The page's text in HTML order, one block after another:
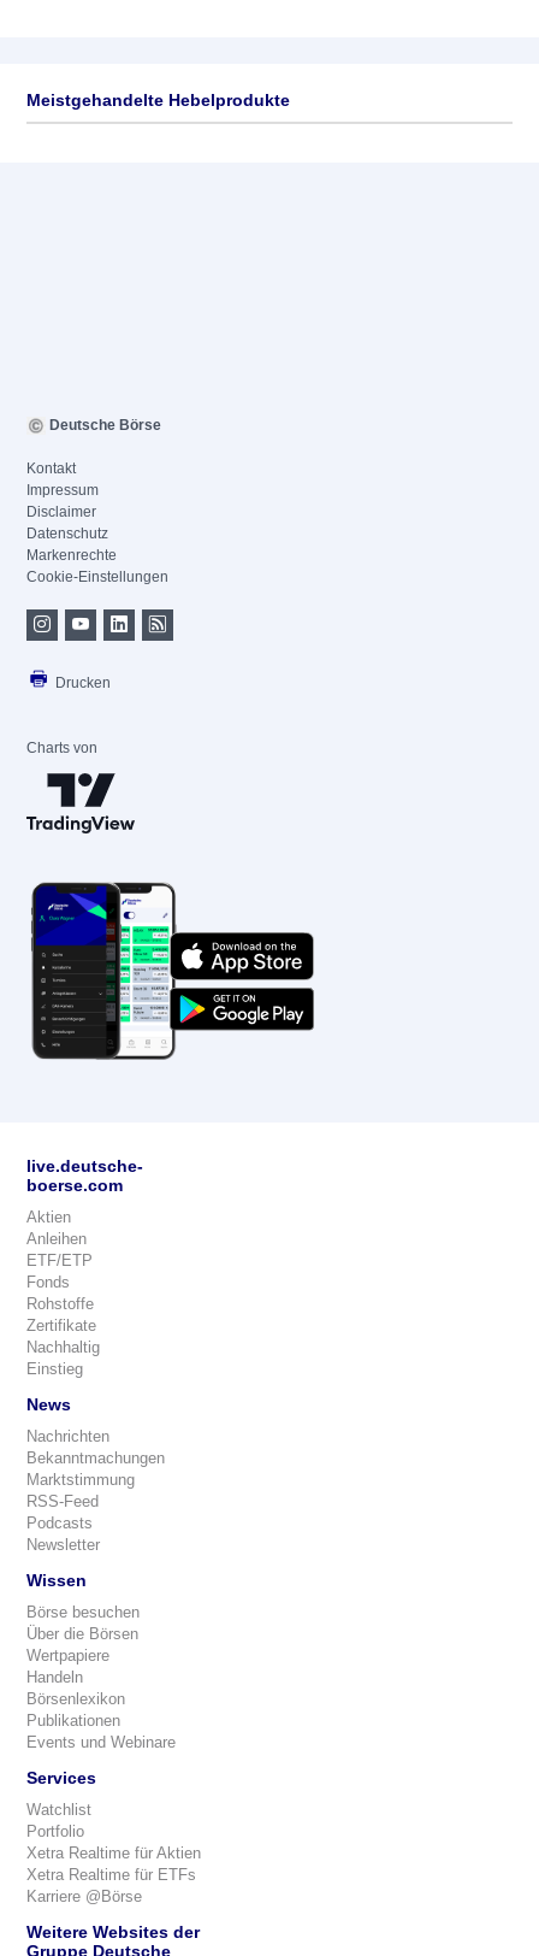
Meistgehandelte Hebelprodukte
Deutsche Börse
Kontakt
Impressum
Disclaimer
Datenschutz
Markenrechte
Cookie-Einstellungen
Drucken
Charts von
live.deutsche-
boerse.com
Aktien
Anleihen
ETF/ETP
Fonds
Rohstoffe
Zertifikate
Nachhaltig
Einstieg
News
Nachrichten
Bekanntmachungen
Marktstimmung
RSS-Feed
Podcasts
Newsletter
Wissen
Börse besuchen
Über die Börsen
Wertpapiere
Handeln
Börsenlexikon
Publikationen
Events und Webinare
Services
Watchlist
Portfolio
Xetra Realtime für Aktien
Xetra Realtime für ETFs
Karriere @Börse
Weitere Websites der
Gruppe Deutsche